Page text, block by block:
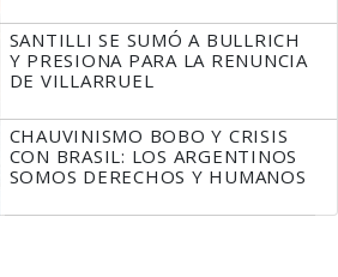
SANTILLI SE SUMÓ A BULLRICH
Y PRESIONA PARA LA RENUNCIA
DE VILLARRUEL
CHAUVINISMO BOBO Y CRISIS
CON BRASIL: LOS ARGENTINOS
SOMOS DERECHOS Y HUMANOS